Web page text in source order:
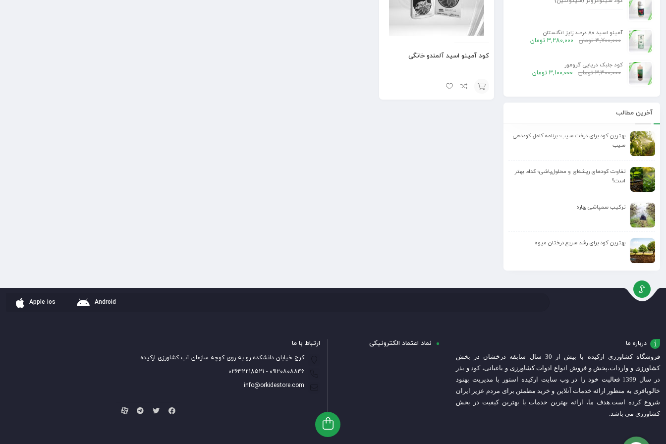
کود آمینو اسید آلمندو خانگی
آمینو اسید 80 درصد زایز انگلستان
3,700,000 تومان 3,280,000 تومان
کود جلبک دریایی گرومور
3,300,000 تومان 3,100,000 تومان
آخرین مطالب
بهترین کود برای درخت سیب؛ برنامه کامل کوددهی
سیب
تفاوت کودهای ریشه‌ای و محلول‌پاشی؛ کدام بهتر
است؟
ترکیب سمپاشی بهاره
بهترین کود برای رشد سریع درختان میوه
Apple ios Android
درباره ما
فروشگاه کشاورزی ارکیده با بیش از 30 سال سابقه درخشان در بخش
کشاورزی و واردات،پخش و فروش انواع ادوات کشاورزی و باغبانی، کود و بذر
در سال 1399 فعالیت خود را در وب سایت ارکیده استور با مدیریت بهنود
خالوباقری به منظور ارائه خدمات آنلاین و خرید مطمئن برای مردم عزیز ایران
شروع کرده است. هدف ما، ارائه بهترین خدمات با بهترین کیفیت در بخش
کشاورزی می باشد.
نماد اعتماد الکترونیکی ارتباط با ما
کرج خیابان دانشکده رو به روی کوچه سازمان آب کشاورزی ارکیده
۰۹۱۲۰۸۰۸۸۴۶ - 02632218521
info@orkidestore.com